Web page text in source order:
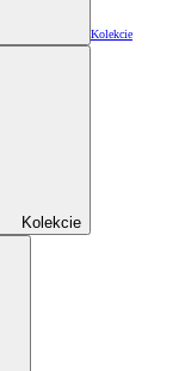
Kolekcie
Kolekcie